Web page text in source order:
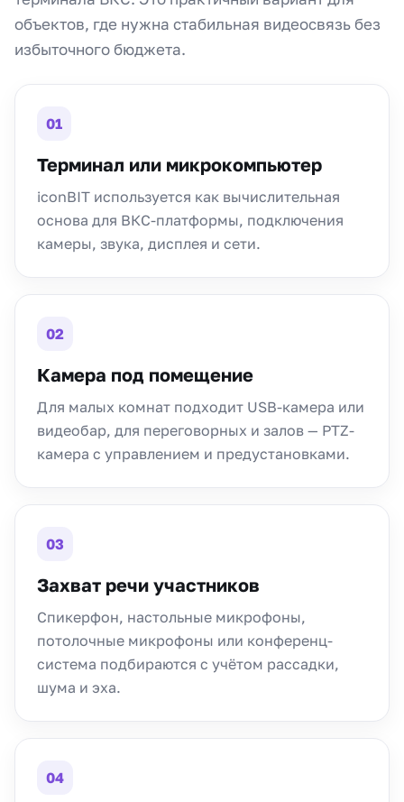
объектов, где нужна стабильная видеосвязь без
избыточного бюджета.
01
Терминал или микрокомпьютер
iconBIT используется как вычислительная
основа для ВКС-платформы, подключения
камеры, звука, дисплея и сети.
02
Камера под помещение
Для малых комнат подходит USB-камера или
видеобар, для переговорных и залов — PTZ-
камера с управлением и предустановками.
03
Захват речи участников
Спикерфон, настольные микрофоны,
потолочные микрофоны или конференц-
система подбираются с учётом рассадки,
шума и эха.
04